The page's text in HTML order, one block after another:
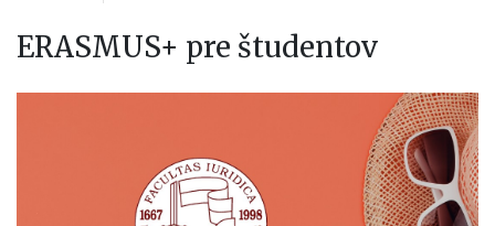
ERASMUS+ pre študentov